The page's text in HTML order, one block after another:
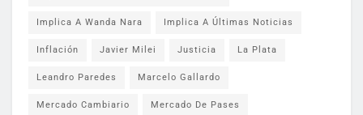
Implica A Wanda Nara Implica A Últimas Noticias
Inflación Javier Milei Justicia La Plata
Leandro Paredes Marcelo Gallardo
Mercado Cambiario Mercado De Pases